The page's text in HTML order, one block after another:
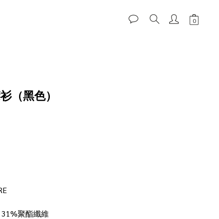
（黑色）
聚酯纖維
立即購買